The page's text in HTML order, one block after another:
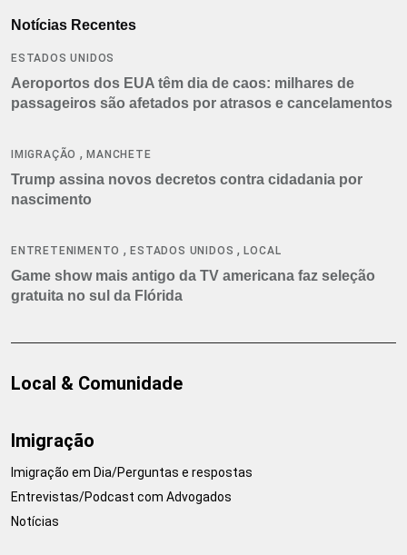
Notícias Recentes
ESTADOS UNIDOS
Aeroportos dos EUA têm dia de caos: milhares de
passageiros são afetados por atrasos e cancelamentos
IMIGRAÇÃO ,MANCHETE
Trump assina novos decretos contra cidadania por
nascimento
ENTRETENIMENTO ,ESTADOS UNIDOS ,LOCAL
Game show mais antigo da TV americana faz seleção
gratuita no sul da Flórida
Local & Comunidade
Imigração
Imigração em Dia/Perguntas e respostas
Entrevistas/Podcast com Advogados
Notícias